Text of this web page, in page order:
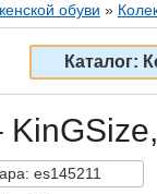
обуви »
Каталог:
es145211